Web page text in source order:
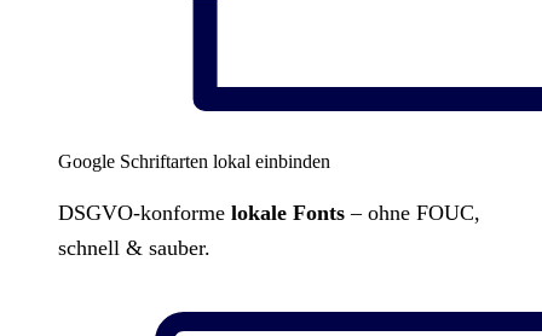
Google Schriftarten lokal einbinden
DSGVO-konforme lokale Fonts – ohne FOUC,
schnell & sauber.